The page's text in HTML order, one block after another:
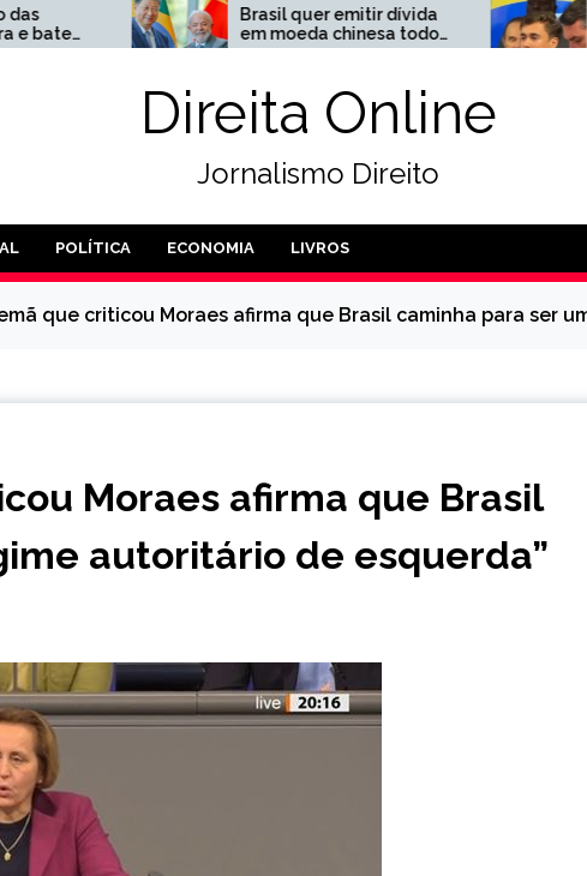
Brasil quer emitir dívida
em moeda chinesa todos
os anos
A proposta
para Romeu
Direita Online
Jornalismo Direito
POLÍTICA ECONOMIA LIVROS
que criticou Moraes afirma que Brasil caminha para ser
Moraes afirma que Brasil
autoritário de esquerda”